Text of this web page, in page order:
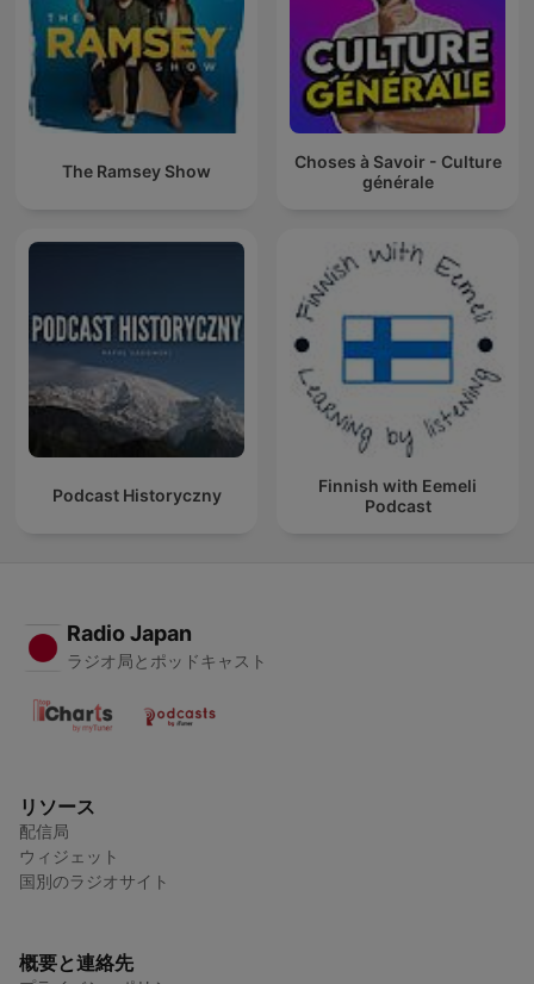
The Ramsey Show
Choses à Savoir - Culture
générale
Podcast Historyczny
Finnish with Eemeli
Podcast
Radio Japan
ラジオ局とポッドキャスト
リソース
配信局
ウィジェット
国別のラジオサイト
概要と連絡先